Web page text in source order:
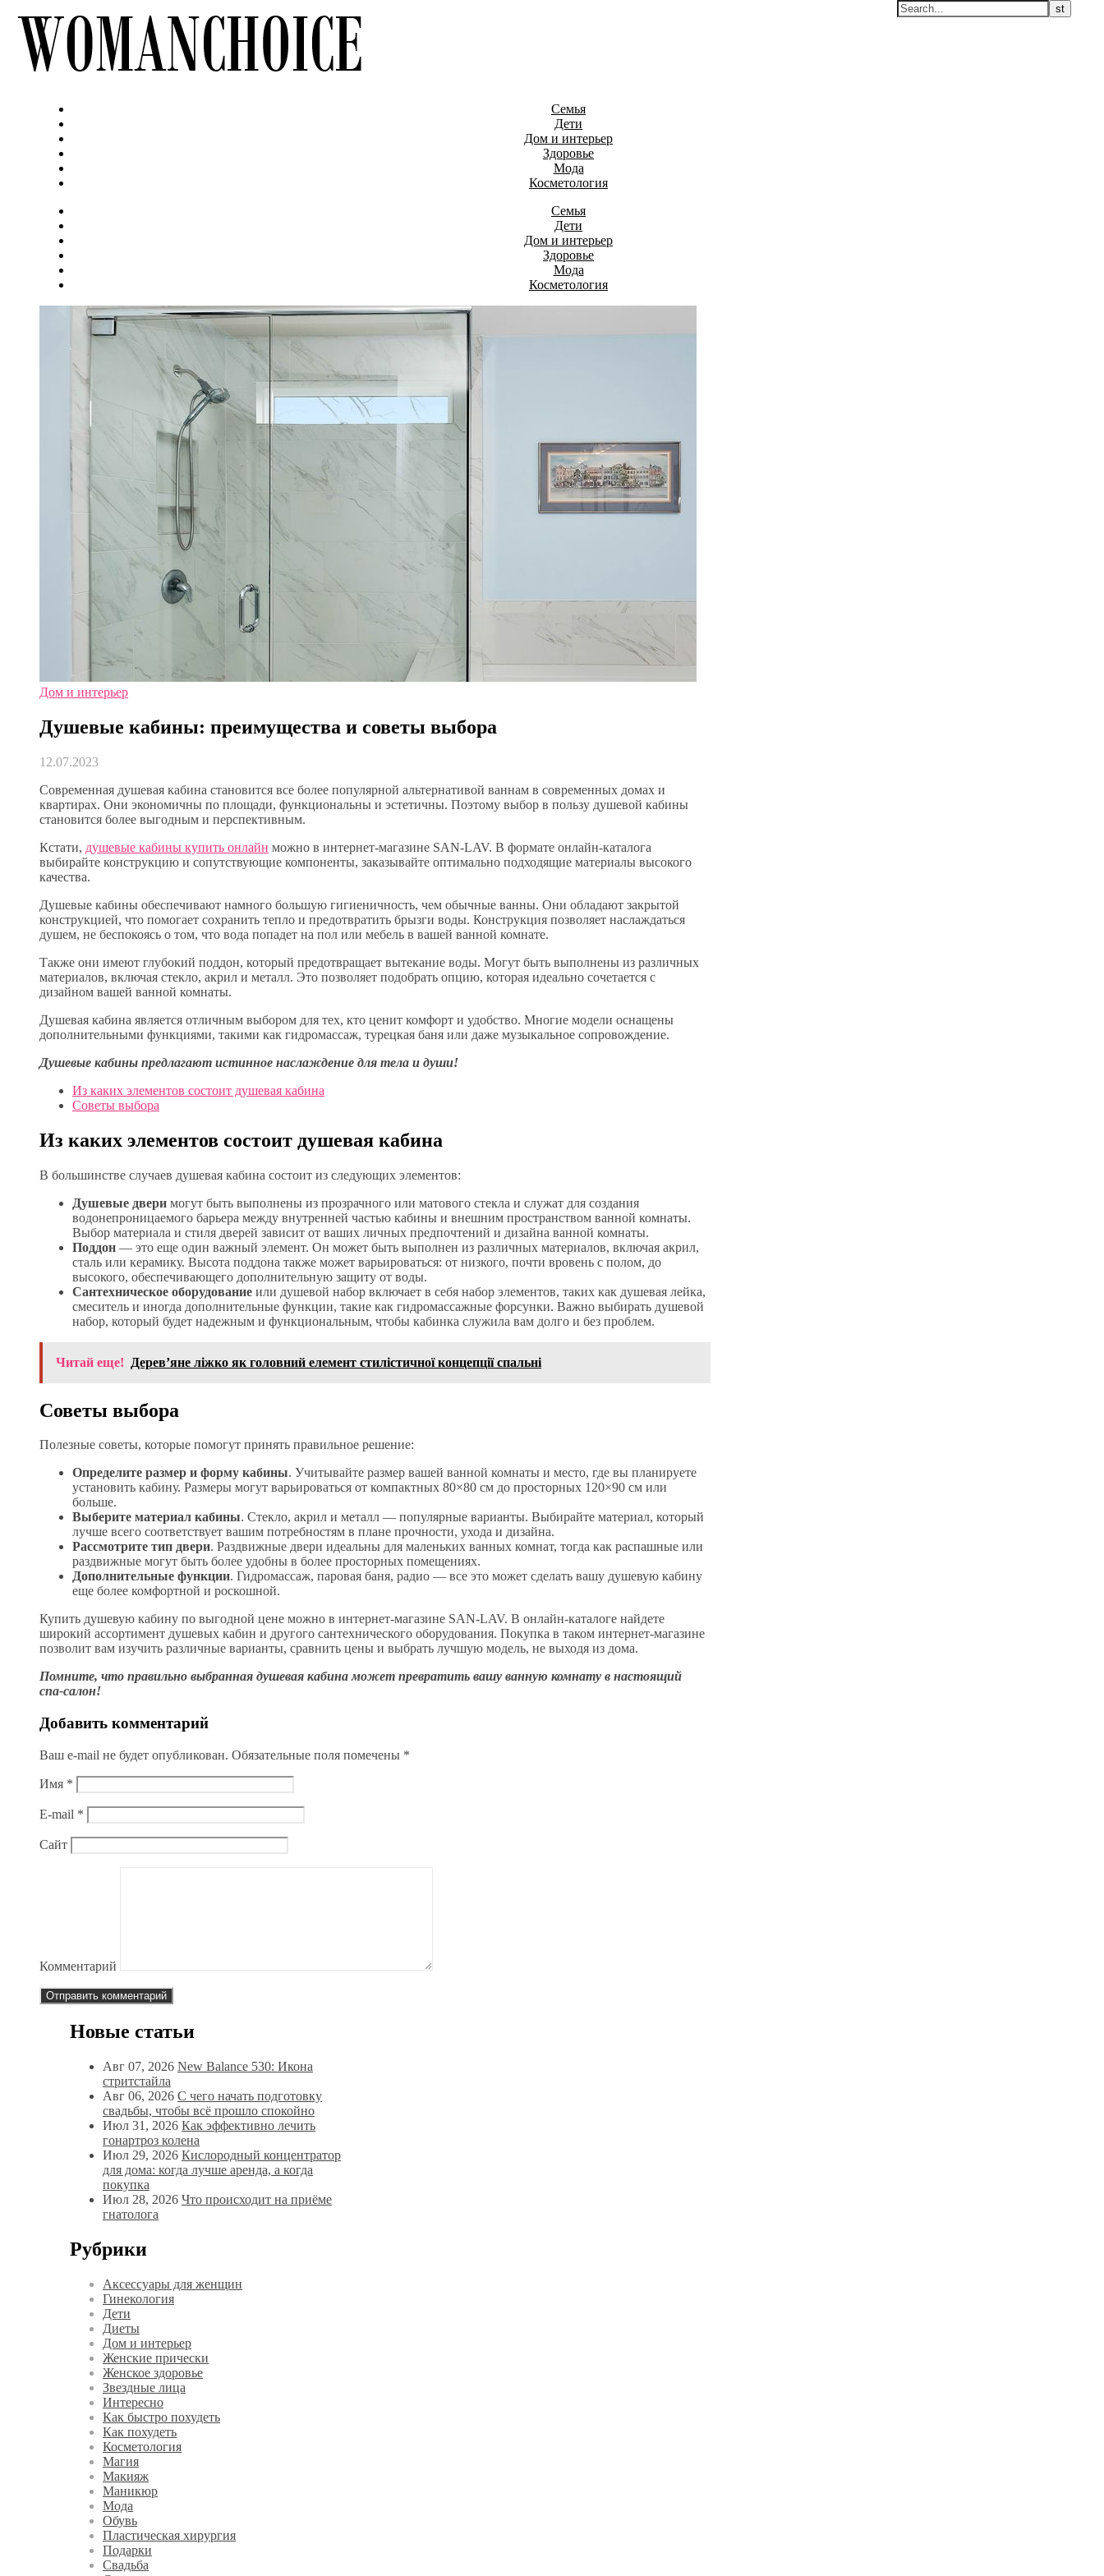
Семья
Дети
Дом и интерьер
Здоровье
Мода
Косметология
Семья
Дети
Дом и интерьер
Здоровье
Мода
Косметология
Дом и интерьер
Душевые кабины: преимущества и советы выбора
12.07.2023
Современная душевая кабина становится все более популярной альтернативой ваннам в современных домах и
квартирах. Они экономичны по площади, функциональны и эстетичны. Поэтому выбор в пользу душевой кабины
становится более выгодным и перспективным.
Кстати, душевые кабины купить онлайн можно в интернет-магазине SAN-LAV. В формате онлайн-каталога
выбирайте конструкцию и сопутствующие компоненты, заказывайте оптимально подходящие материалы высокого
качества.
Душевые кабины обеспечивают намного большую гигиеничность, чем обычные ванны. Они обладают закрытой
конструкцией, что помогает сохранить тепло и предотвратить брызги воды. Конструкция позволяет наслаждаться
душем, не беспокоясь о том, что вода попадет на пол или мебель в вашей ванной комнате.
Также они имеют глубокий поддон, который предотвращает вытекание воды. Могут быть выполнены из различных
материалов, включая стекло, акрил и металл. Это позволяет подобрать опцию, которая идеально сочетается с
дизайном вашей ванной комнаты.
Душевая кабина является отличным выбором для тех, кто ценит комфорт и удобство. Многие модели оснащены
дополнительными функциями, такими как гидромассаж, турецкая баня или даже музыкальное сопровождение.
Душевые кабины предлагают истинное наслаждение для тела и души!
Из каких элементов состоит душевая кабина
Советы выбора
Из каких элементов состоит душевая кабина
В большинстве случаев душевая кабина состоит из следующих элементов:
Душевые двери могут быть выполнены из прозрачного или матового стекла и служат для создания
водонепроницаемого барьера между внутренней частью кабины и внешним пространством ванной комнаты.
Выбор материала и стиля дверей зависит от ваших личных предпочтений и дизайна ванной комнаты.
Поддон — это еще один важный элемент. Он может быть выполнен из различных материалов, включая акрил,
сталь или керамику. Высота поддона также может варьироваться: от низкого, почти вровень с полом, до
высокого, обеспечивающего дополнительную защиту от воды.
Сантехническое оборудование или душевой набор включает в себя набор элементов, таких как душевая лейка,
смеситель и иногда дополнительные функции, такие как гидромассажные форсунки. Важно выбирать душевой
набор, который будет надежным и функциональным, чтобы кабинка служила вам долго и без проблем.
Читай еще! Дерев’яне ліжко як головний елемент стилістичної концепції спальні
Советы выбора
Полезные советы, которые помогут принять правильное решение:
Определите размер и форму кабины. Учитывайте размер вашей ванной комнаты и место, где вы планируете
установить кабину. Размеры могут варьироваться от компактных 80×80 см до просторных 120×90 см или
больше.
Выберите материал кабины. Стекло, акрил и металл — популярные варианты. Выбирайте материал, который
лучше всего соответствует вашим потребностям в плане прочности, ухода и дизайна.
Рассмотрите тип двери. Раздвижные двери идеальны для маленьких ванных комнат, тогда как распашные или
раздвижные могут быть более удобны в более просторных помещениях.
Дополнительные функции. Гидромассаж, паровая баня, радио — все это может сделать вашу душевую кабину
еще более комфортной и роскошной.
Купить душевую кабину по выгодной цене можно в интернет-магазине SAN-LAV. В онлайн-каталоге найдете
широкий ассортимент душевых кабин и другого сантехнического оборудования. Покупка в таком интернет-магазине
позволит вам изучить различные варианты, сравнить цены и выбрать лучшую модель, не выходя из дома.
Помните, что правильно выбранная душевая кабина может превратить вашу ванную комнату в настоящий
спа-салон!
Добавить комментарий
Ваш e-mail не будет опубликован. Обязательные поля помечены *
Имя *
E-mail *
Сайт
Комментарий
Новые статьи
Авг 07, 2026 New Balance 530: Икона
стритстайла
Авг 06, 2026 С чего начать подготовку
свадьбы, чтобы всё прошло спокойно
Июл 31, 2026 Как эффективно лечить
гонартроз колена
Июл 29, 2026 Кислородный концентратор
для дома: когда лучше аренда, а когда
покупка
Июл 28, 2026 Что происходит на приёме
гнатолога
Рубрики
Аксессуары для женщин
Гинекология
Дети
Диеты
Дом и интерьер
Женские прически
Женское здоровье
Звездные лица
Интересно
Как быстро похудеть
Как похудеть
Косметология
Магия
Макияж
Маникюр
Мода
Обувь
Пластическая хирургия
Подарки
Свадьба